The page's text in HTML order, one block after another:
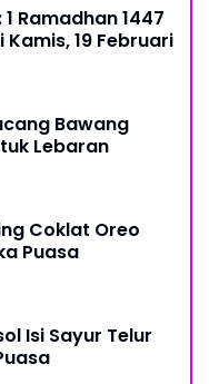
Ramadhan 1447
19 Februari
Bawang
Lebaran
Coklat Oreo
Puasa
Isi Sayur Telur